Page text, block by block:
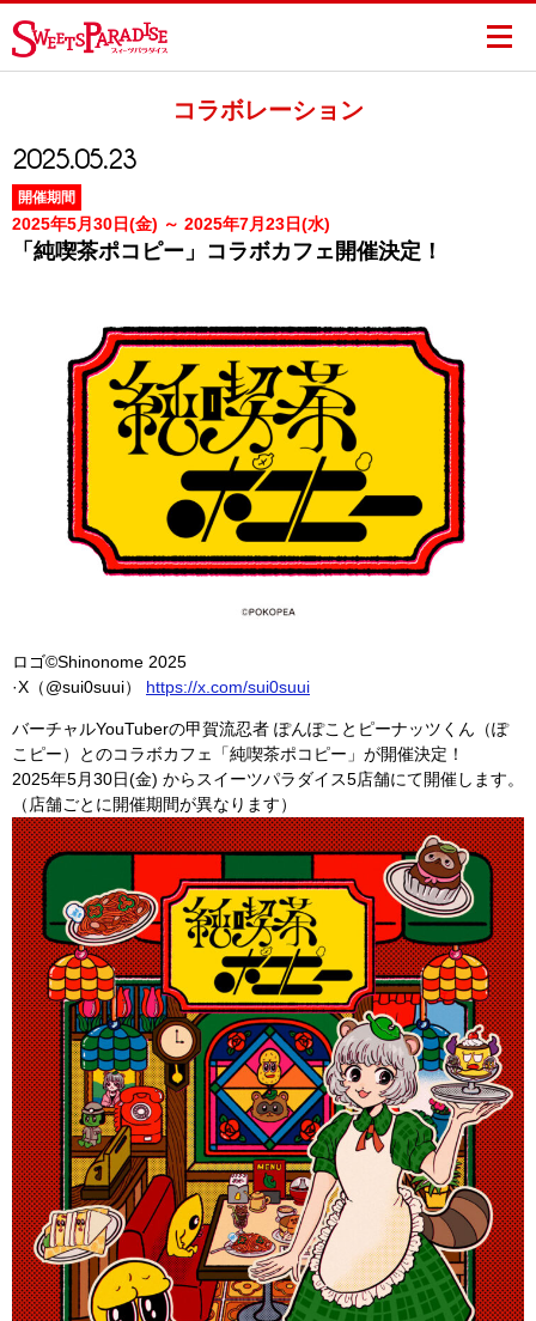
コラボレーション
2025.05.23
開催期間
2025年5月30日(金) ～ 2025年7月23日(水)
「純喫茶ポコピー」コラボカフェ開催決定！
ロゴ©︎Shinonome 2025
·X（@sui0suui） https://x.com/sui0suui
バーチャルYouTuberの甲賀流忍者 ぽんぽことピーナッツくん（ぽ
こピー）とのコラボカフェ「純喫茶ポコピー」が開催決定！
2025年5月30日(金) からスイーツパラダイス5店舗にて開催します。
（店舗ごとに開催期間が異なります）